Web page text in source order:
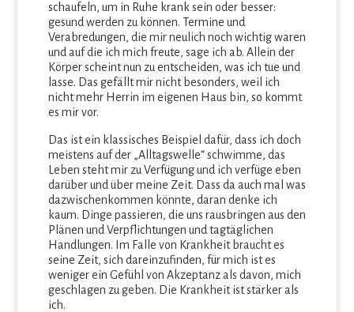
schaufeln, um in Ruhe krank sein oder besser:
gesund werden zu können. Termine und
Verabredungen, die mir neulich noch wichtig waren
und auf die ich mich freute, sage ich ab. Allein der
Körper scheint nun zu entscheiden, was ich tue und
lasse. Das gefällt mir nicht besonders, weil ich
nicht mehr Herrin im eigenen Haus bin, so kommt
es mir vor.
Das ist ein klassisches Beispiel dafür, dass ich doch
meistens auf der „Alltagswelle“ schwimme, das
Leben steht mir zu Verfügung und ich verfüge eben
darüber und über meine Zeit. Dass da auch mal was
dazwischenkommen könnte, daran denke ich
kaum. Dinge passieren, die uns rausbringen aus den
Plänen und Verpflichtungen und tagtäglichen
Handlungen. Im Falle von Krankheit braucht es
seine Zeit, sich dareinzufinden, für mich ist es
weniger ein Gefühl von Akzeptanz als davon, mich
geschlagen zu geben. Die Krankheit ist stärker als
ich.